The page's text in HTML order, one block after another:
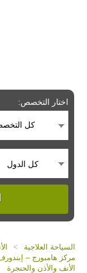
اختار التخصص:
كل
كل الدول
السياحة العلاجية >
مركز هامبورج –
الأنف والأذن والحنجرة